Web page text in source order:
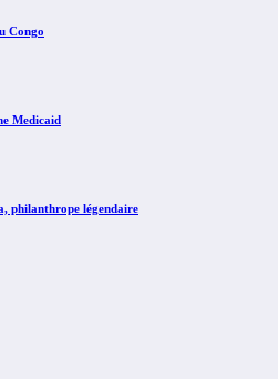
Congo
Medicaid
philanthrope légendaire